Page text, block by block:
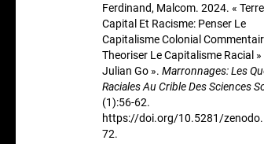
Ferdinand, Malcom. 2024. «
Capital Et Racisme: Penser Le
Capitalisme Colonial
Theoriser Le Capitalisme Racial »
Julian Go ». Marronnages: Les
Raciales Au Crible Des Sciences
(1):56-62.
https://doi.org/10.5281/
72.